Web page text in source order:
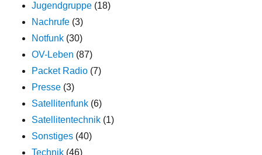
Jugendgruppe (18)
Nachrufe (3)
Notfunk (30)
OV-Leben (87)
Packet Radio (7)
Presse (3)
Satellitenfunk (6)
Satellitentechnik (1)
Sonstiges (40)
Technik (46)